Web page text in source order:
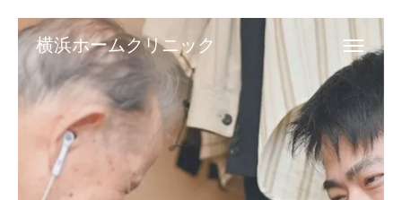
横浜ホームクリニック
横浜ホームクリニック
お電話 メール
クリニックTwitter